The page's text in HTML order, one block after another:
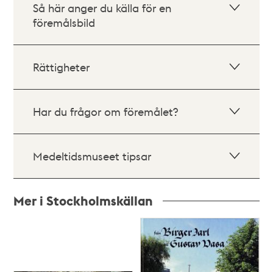
Så här anger du källa för en
föremålsbild
Rättigheter
Har du frågor om föremålet?
Medeltidsmuseet tipsar
Mer i Stockholmskällan